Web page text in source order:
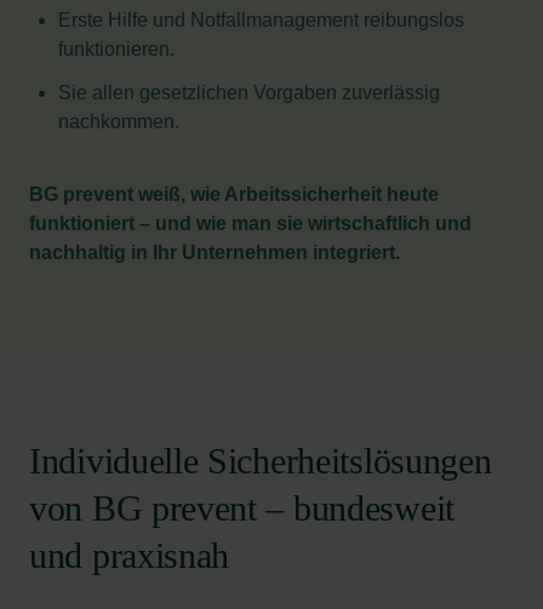
Erste Hilfe und Notfallmanagement reibungslos
funktionieren.
Sie allen gesetzlichen Vorgaben zuverlässig
nachkommen.
BG prevent weiß, wie Arbeitssicherheit heute
funktioniert – und wie man sie wirtschaftlich und
nachhaltig in Ihr Unternehmen integriert.
Individuelle Sicherheitslösungen
von BG prevent – bundesweit
und praxisnah